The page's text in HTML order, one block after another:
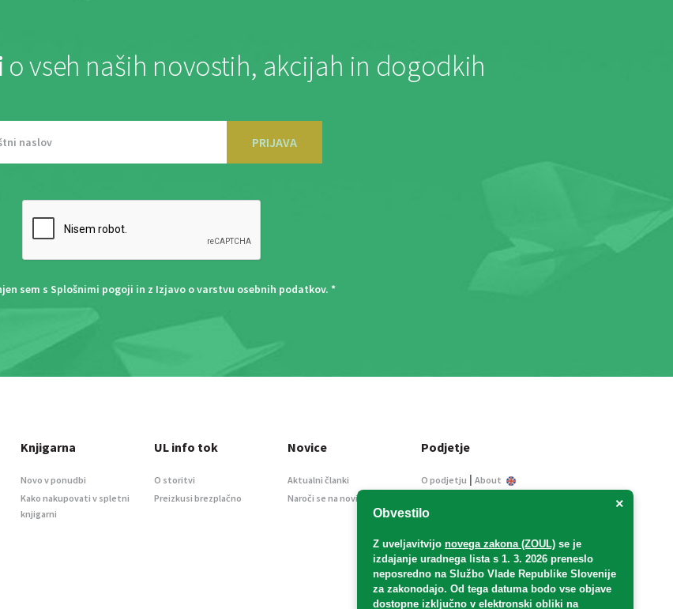
o vseh naših novostih, akcijah in dogodkih
PRIJAVA
sem s Splošnimi pogoji in z Izjavo o varstvu osebnih podatkov. *
×
Obvestilo
Z uveljavitvijo novega zakona (ZOUL) se je
izdajanje uradnega lista s 1. 3. 2026 preneslo
neposredno na Službo Vlade Republike Slovenije
za zakonodajo. Od tega datuma bodo vse objave
dostopne izključno v elektronski obliki na
Knjigarna
Novo v ponudbi
Kako nakupovati v spletni
knjigarni
UL info tok
O storitvi
Preizkusi brezplačno
Novice
Aktualni članki
Naroči se na novice
Podjetje
O podjetju | About
Informacije javnega
Oglaševanje
Splošni pogoji
Izjava o varstvu osebnih
podatkov